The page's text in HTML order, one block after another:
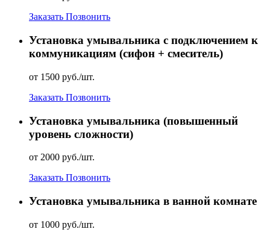
Заказать Позвонить
Установка умывальника с подключением к
коммуникациям (сифон + смеситель)
от 1500 руб./шт.
Заказать Позвонить
Установка умывальника (повышенный
уровень сложности)
от 2000 руб./шт.
Заказать Позвонить
Установка умывальника в ванной комнате
от 1000 руб./шт.